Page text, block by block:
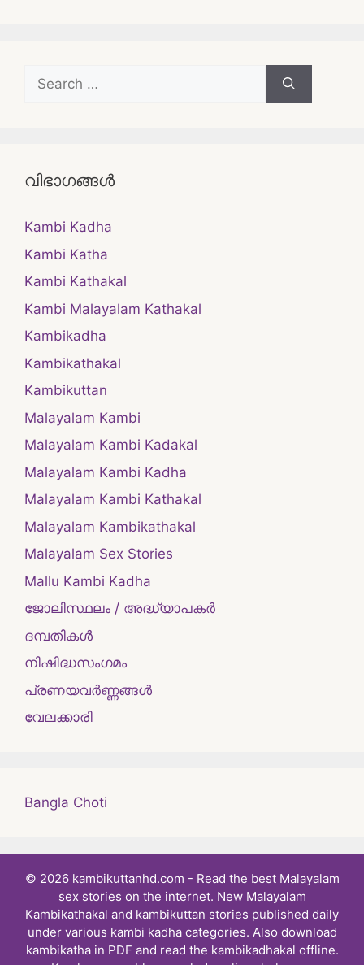
Search
for:
വിഭാഗങ്ങൾ
Kambi Kadha
Kambi Katha
Kambi Kathakal
Kambi Malayalam Kathakal
Kambikadha
Kambikathakal
Kambikuttan
Malayalam Kambi
Malayalam Kambi Kadakal
Malayalam Kambi Kadha
Malayalam Kambi Kathakal
Malayalam Kambikathakal
Malayalam Sex Stories
Mallu Kambi Kadha
ജോലിസ്ഥലം / അദ്ധ്യാപകർ
ദമ്പതികള്‍
നിഷിദ്ധസംഗമം
പ്രണയവർണ്ണങ്ങൾ
വേലക്കാരി
Bangla Choti
© 2026 kambikuttanhd.com - Read the best Malayalam
sex stories on the internet. New Malayalam
Kambikathakal and kambikuttan stories published daily
under various kambi kadha categories. Also download
kambikatha in PDF and read the kambikadhakal offline.